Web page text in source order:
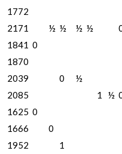
1772
2171 ½ ½ ½ ½
1841 0
1870
2039 0
½
2085 1 ½
1625 0
1666
0
1952
1